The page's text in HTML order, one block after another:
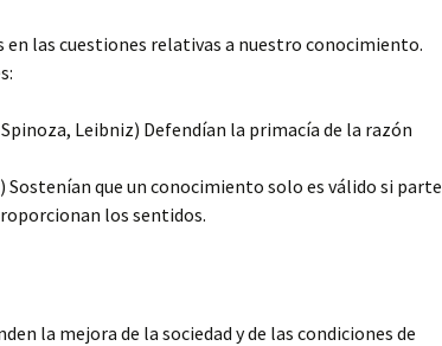
las cuestiones relativas a nuestro conocimiento.
Leibniz) Defendían la primacía de la razón
Sostenían que un conocimiento solo es válido si parte
los sentidos.
la mejora de la sociedad y de las condiciones de